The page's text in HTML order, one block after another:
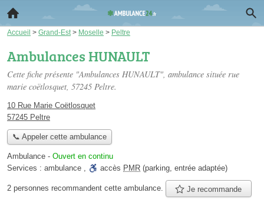
Accueil > Grand-Est > Moselle > Peltre
Ambulances HUNAULT
Cette fiche présente "Ambulances HUNAULT", ambulance située rue
marie coëtlosquet, 57245 Peltre.
10 Rue Marie Coëtlosquet
57245 Peltre
📞 Appeler cette ambulance
Ambulance - Ouvert en continu
Services : ambulance , accès PMR (parking, entrée adaptée)
2 personnes recommandent cette ambulance. Je recommande